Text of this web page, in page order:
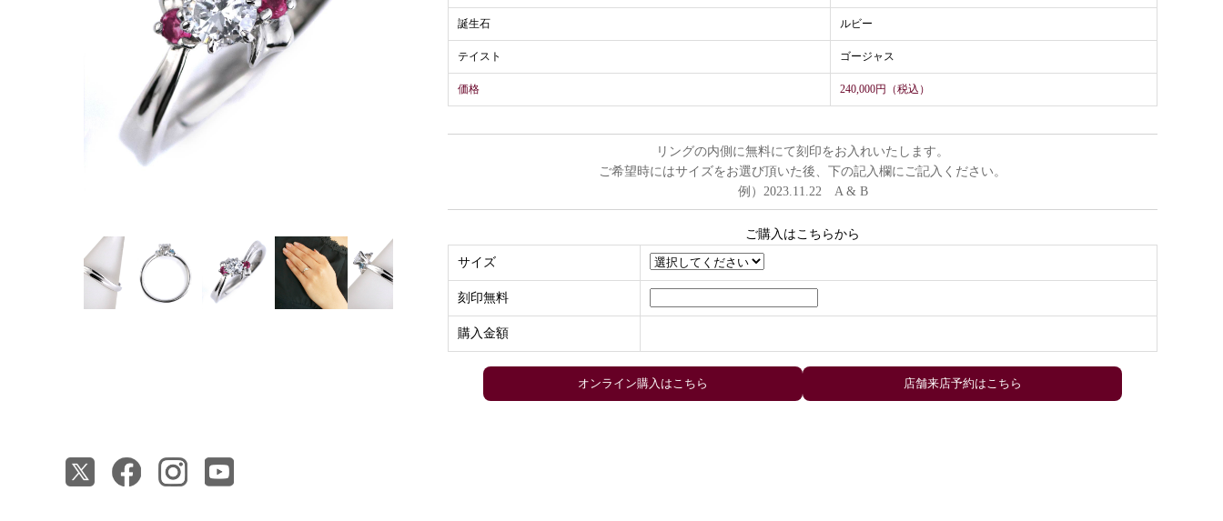
誕生石 ルビー
テイスト ゴージャス
価格 240,000円（税込）
リングの内側に無料にて刻印をお入れいたします。
ご希望時にはサイズをお選び頂いた後、下の記入欄にご記入ください。
例）2023.11.22 A & B
ご購入はこちらから
サイズ
刻印無料
購入金額
店舗来店予約はこちら